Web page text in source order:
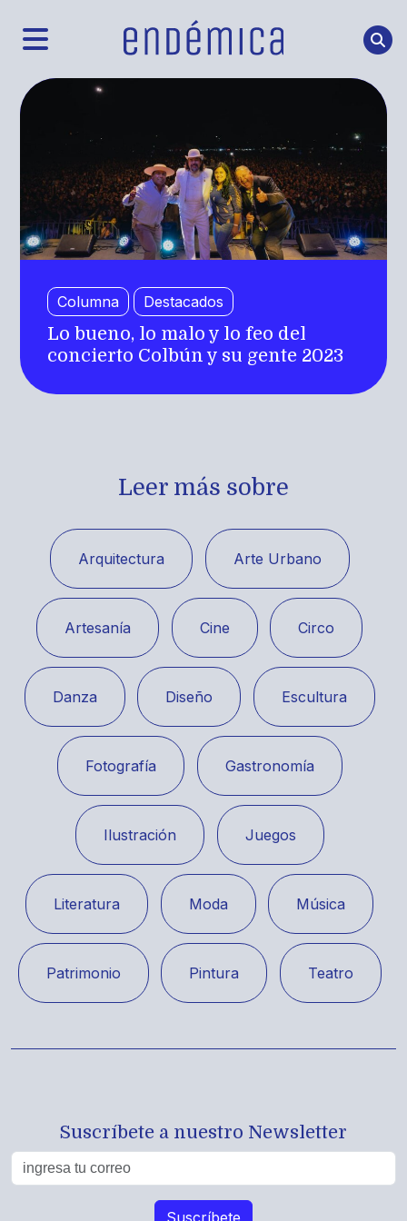
Columna Destacados
Lo bueno, lo malo y lo feo del
concierto Colbún y su gente 2023
Leer más sobre
Arquitectura Arte Urbano
Artesanía Cine Circo
Danza Diseño Escultura
Fotografía Gastronomía
Ilustración Juegos
Literatura Moda Música
Patrimonio Pintura Teatro
Suscríbete a nuestro Newsletter